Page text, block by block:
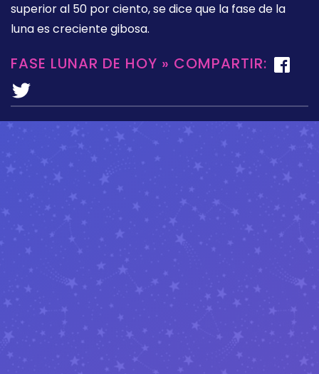
superior al 50 por ciento, se dice que la fase de la
luna es creciente gibosa.
FASE LUNAR DE HOY » COMPARTIR: